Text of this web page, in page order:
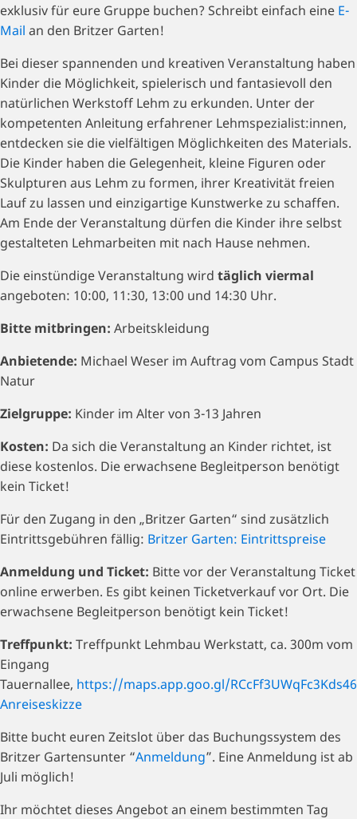
exklusiv für eure Gruppe buchen? Schreibt einfach eine E-
Mail an den Britzer Garten!
Bei dieser spannenden und kreativen Veranstaltung haben
Kinder die Möglichkeit, spielerisch und fantasievoll den
natürlichen Werkstoff Lehm zu erkunden. Unter der
kompetenten Anleitung erfahrener Lehmspezialist:innen,
entdecken sie die vielfältigen Möglichkeiten des Materials.
Die Kinder haben die Gelegenheit, kleine Figuren oder
Skulpturen aus Lehm zu formen, ihrer Kreativität freien
Lauf zu lassen und einzigartige Kunstwerke zu schaffen.
Am Ende der Veranstaltung dürfen die Kinder ihre selbst
gestalteten Lehmarbeiten mit nach Hause nehmen.
Die einstündige Veranstaltung wird täglich viermal
angeboten: 10:00, 11:30, 13:00 und 14:30 Uhr.
Bitte mitbringen: Arbeitskleidung
Anbietende: Michael Weser im Auftrag vom Campus Stadt
Natur
Zielgruppe: Kinder im Alter von 3-13 Jahren
Kosten: Da sich die Veranstaltung an Kinder richtet, ist
diese kostenlos. Die erwachsene Begleitperson benötigt
kein Ticket!
Für den Zugang in den „Britzer Garten“ sind zusätzlich
Eintrittsgebühren fällig: Britzer Garten: Eintrittspreise
Anmeldung und Ticket: Bitte vor der Veranstaltung Ticket
online erwerben. Es gibt keinen Ticketverkauf vor Ort. Die
erwachsene Begleitperson benötigt kein Ticket!
Treffpunkt: Treffpunkt Lehmbau Werkstatt, ca. 300m vom
Eingang
Tauernallee, https://maps.app.goo.gl/RCcFf3UWqFc3Kds46
Anreiseskizze
Bitte bucht euren Zeitslot über das Buchungssystem des
Britzer Gartensunter “Anmeldung”. Eine Anmeldung ist ab
Juli möglich!
Ihr möchtet dieses Angebot an einem bestimmten Tag